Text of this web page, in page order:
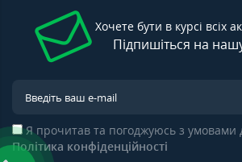
Хочете бути в курсі всіх
Підпишіться на
Я прочитав та погоджуюсь з умовами
Політика конфіденційності